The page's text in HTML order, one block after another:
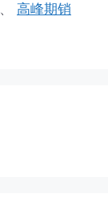
、 高峰期销